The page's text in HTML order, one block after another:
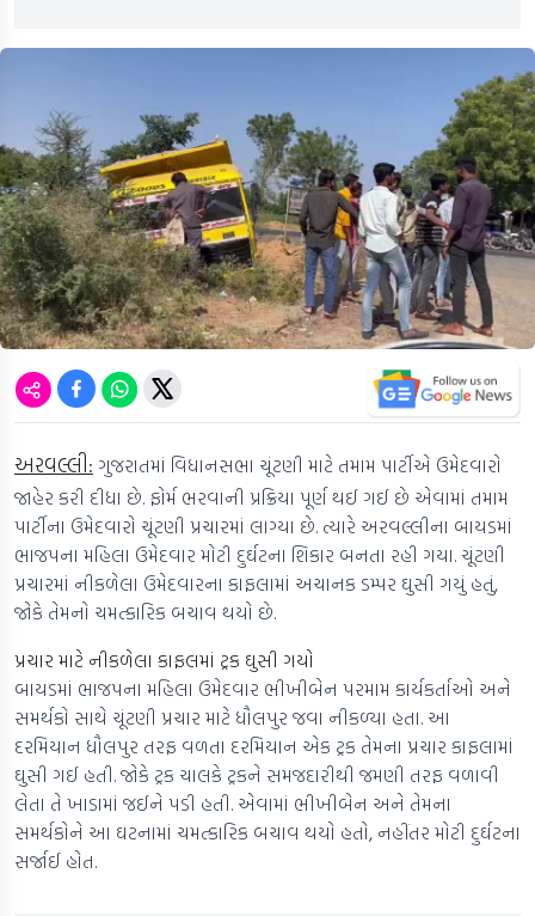
અરવલ્લી: ગુજરાતમાં વિધાનસભા ચૂંટણી માટે તમામ પાર્ટીએ ઉમેદવારો
જાહેર કરી દીધા છે. ફોર્મ ભરવાની પ્રક્રિયા પૂર્ણ થઈ ગઈ છે એવામાં તમામ
પાર્ટીના ઉમેદવારો ચૂંટણી પ્રચારમાં લાગ્યા છે. ત્યારે અરવલ્લીના બાયડમાં
ભાજપના મહિલા ઉમેદવાર મોટી દુર્ઘટના શિકાર બનતા રહી ગયા. ચૂંટણી
પ્રચારમાં નીકળેલા ઉમેદવારના કાફલામાં અચાનક ડમ્પર ઘુસી ગયું હતું,
જોકે તેમનો ચમત્કારિક બચાવ થયો છે.
પ્રચાર માટે નીકળેલા કાફલમાં ટ્રક ઘુસી ગયો
બાયડમાં ભાજપના મહિલા ઉમેદવાર ભીખીબેન પરમામ કાર્યકર્તાઓ અને
સમર્થકો સાથે ચૂંટણી પ્રચાર માટે ધૌલપુર જવા નીકળ્યા હતા. આ
દરમિયાન ધૌલપુર તરફ વળતા દરમિયાન એક ટ્રક તેમના પ્રચાર કાફલામાં
ઘુસી ગઈ હતી. જોકે ટ્રક ચાલકે ટ્રકને સમજદારીથી જમણી તરફ વળાવી
લેતા તે ખાડામાં જઈને પડી હતી. એવામાં ભીખીબેન અને તેમના
સમર્થકોને આ ઘટનામાં ચમત્કારિક બચાવ થયો હતો, નહીંતર મોટી દુર્ઘટના
સર્જાઈ હોત.